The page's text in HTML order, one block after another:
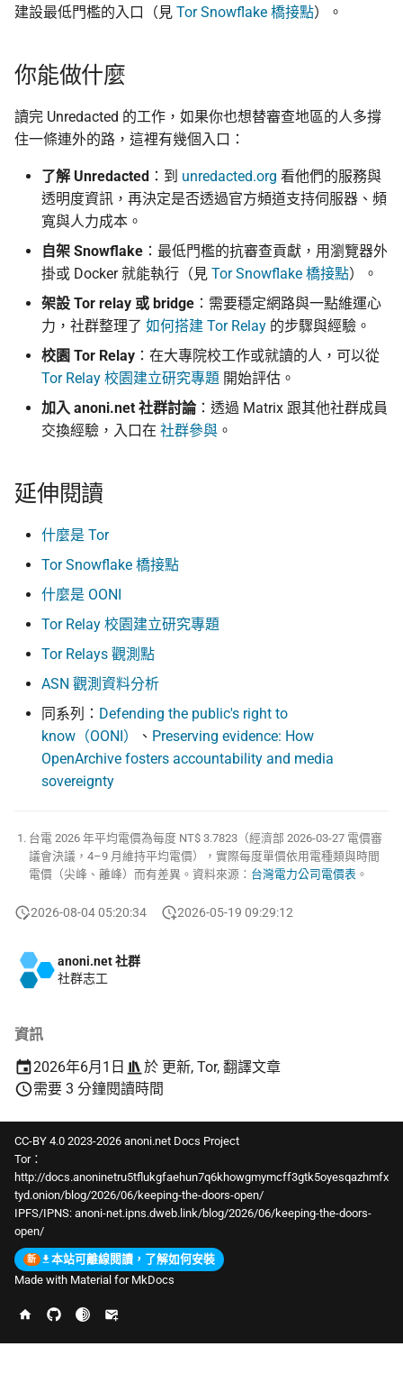
anoni.net 社群
社群志工
資訊
2026年6月1日
於 更新, Tor, 翻譯文章
需要 3 分鐘閱讀時間
建設最低門檻的入口（見 Tor Snowflake 橋接點）。
你能做什麼
讀完 Unredacted 的工作，如果你也想替審查地區的人多撐
住一條連外的路，這裡有幾個入口：
了解 Unredacted ：到 unredacted.org 看他們的服務與
透明度資訊，再決定是否透過官方頻道支持伺服器、頻
寬與人力成本。
自架 Snowflake ：最低門檻的抗審查貢獻，用瀏覽器外
掛或 Docker 就能執行（見 Tor Snowflake 橋接點）。
架設 Tor relay 或 bridge ：需要穩定網路與一點維運心
力，社群整理了 如何搭建 Tor Relay 的步驟與經驗。
校園 Tor Relay ：在大專院校工作或就讀的人，可以從
Tor Relay 校園建立研究專題 開始評估。
加入 anoni.net 社群討論：透過 Matrix 跟其他社群成員
交換經驗，入口在 社群參與 。
延伸閱讀
什麼是 Tor
Tor Snowflake 橋接點
什麼是 OONI
Tor Relay 校園建立研究專題
Tor Relays 觀測點
ASN 觀測資料分析
同系列： Defending the public's right to
know（OONI）
、 Preserving evidence: How
OpenArchive fosters accountability and media
sovereignty
台電 2026 年平均電價為每度 NT$ 3.7823（經濟部 2026-03-27 電價審
議會決議，4–9 月維持平均電價），實際每度單價依用電種類與時間
電價（尖峰、離峰）而有差異。資料來源： 台灣電力公司電價表 。
2026-08-04 05:20:34 2026-05-19 09:29:12
CC-BY 4.0 2023-2026 anoni.net Docs Project
Tor：
http://docs.anoninetru5tflukgfaehun7q6khowgmymcff3gtk5oyesqazhmfx
tyd.onion/blog/2026/06/keeping-the-doors-open/
IPFS/IPNS: anoni-net.ipns.dweb.link/blog/2026/06/keeping-the-doors-
open/
本站可離線閱讀，了解如何安裝
Made with Material for MkDocs